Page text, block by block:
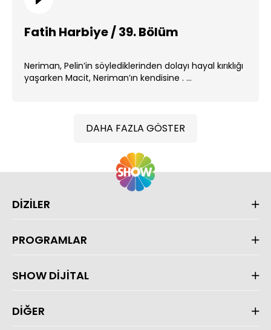
Fatih Harbiye / 39. Bölüm
Neriman, Pelin’in söylediklerinden dolayı hayal kırıklığı
yaşarken Macit, Neriman’ın kendisine . ...
DAHA FAZLA GÖSTER
DİZİLER
PROGRAMLAR
SHOW DİJİTAL
DİĞER